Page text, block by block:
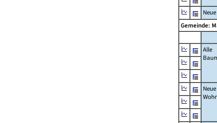
Gemeinde:
Alle
Neue